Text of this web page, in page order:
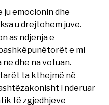
ju emocionin dhe
u drejtohem juve.
as ndjenja e
e mi
dhe na votuan.
ta kthejmë në
i nderuar
të zgjedhjeve